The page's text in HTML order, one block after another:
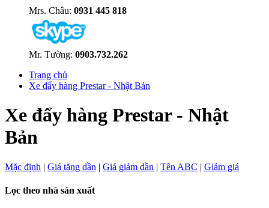
Mrs. Châu: 0931 445 818
Mr. Tường: 0903.732.262
Trang chủ
Xe đẩy hàng Prestar - Nhật Bản
Xe đẩy hàng Prestar - Nhật
Bản
Mặc định | Giá tăng dần | Giá giảm dần | Tên ABC | Giảm giá
Lọc theo nhà sản xuất